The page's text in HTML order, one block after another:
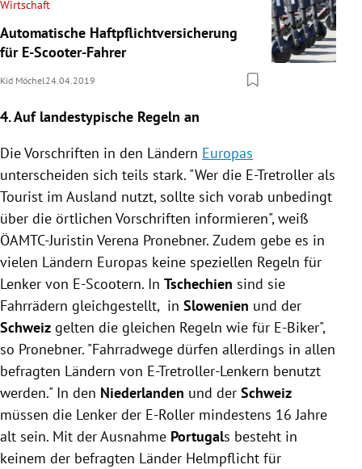
Wirtschaft
Automatische Haftpflichtversicherung
für E-Scooter-Fahrer
Kid Möchel 24.04.2019
4. Auf landestypische Regeln an
Die Vorschriften in den Ländern Europas
unterscheiden sich teils stark. "Wer die E-Tretroller als
Tourist im Ausland nutzt, sollte sich vorab unbedingt
über die örtlichen Vorschriften informieren", weiß
ÖAMTC-Juristin Verena Pronebner. Zudem gebe es in
vielen Ländern Europas keine speziellen Regeln für
Lenker von E-Scootern. In Tschechien sind sie
Fahrrädern gleichgestellt, in Slowenien und der
Schweiz gelten die gleichen Regeln wie für E-Biker",
so Pronebner. "Fahrradwege dürfen allerdings in allen
befragten Ländern von E-Tretroller-Lenkern benutzt
werden." In den Niederlanden und der Schweiz
müssen die Lenker der E-Roller mindestens 16 Jahre
alt sein. Mit der Ausnahme Portugals besteht in
keinem der befragten Länder Helmpflicht für